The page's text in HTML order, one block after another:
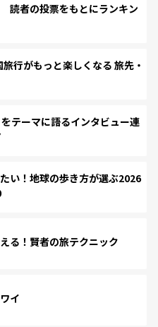
読者の投票をもとにランキン
行がもっと楽しくなる 旅先・
テーマに語るインタビュー連
い！地球の歩き方が選ぶ2026
る！賢者の旅テクニック
イ